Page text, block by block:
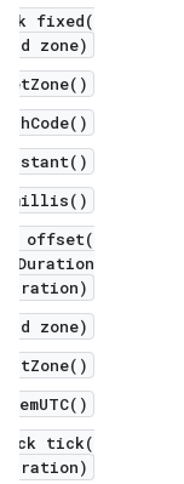
fixed(
zone)
millis()
offset(
Duration
zone)
tick(